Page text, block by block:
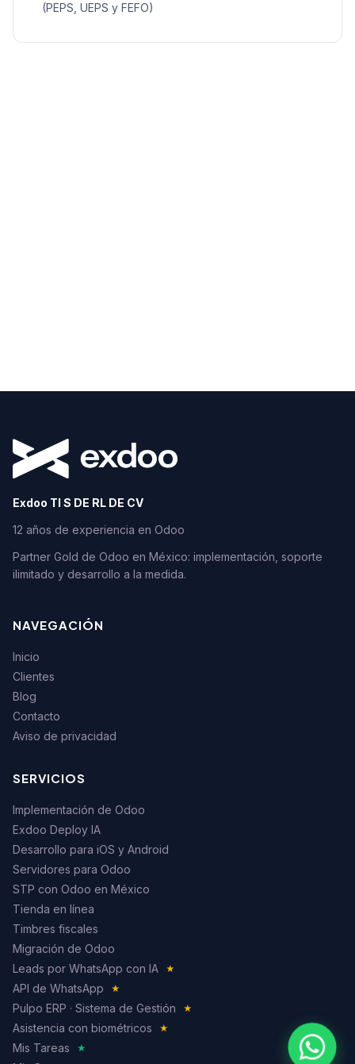
(PEPS, UEPS y FEFO)
Exdoo TI S DE RL DE CV
12 años de experiencia en Odoo
Partner Gold de Odoo en México: implementación, soporte
ilimitado y desarrollo a la medida.
NAVEGACIÓN
Inicio
Clientes
Blog
Contacto
Aviso de privacidad
SERVICIOS
Implementación de Odoo
Exdoo Deploy IA
Desarrollo para iOS y Android
Servidores para Odoo
STP con Odoo en México
Tienda en línea
Timbres fiscales
Migración de Odoo
Leads por WhatsApp con IA
★
API de WhatsApp ★
Pulpo ERP · Sistema de Gestión ★
Asistencia con biométricos ★
Mis Tareas ★